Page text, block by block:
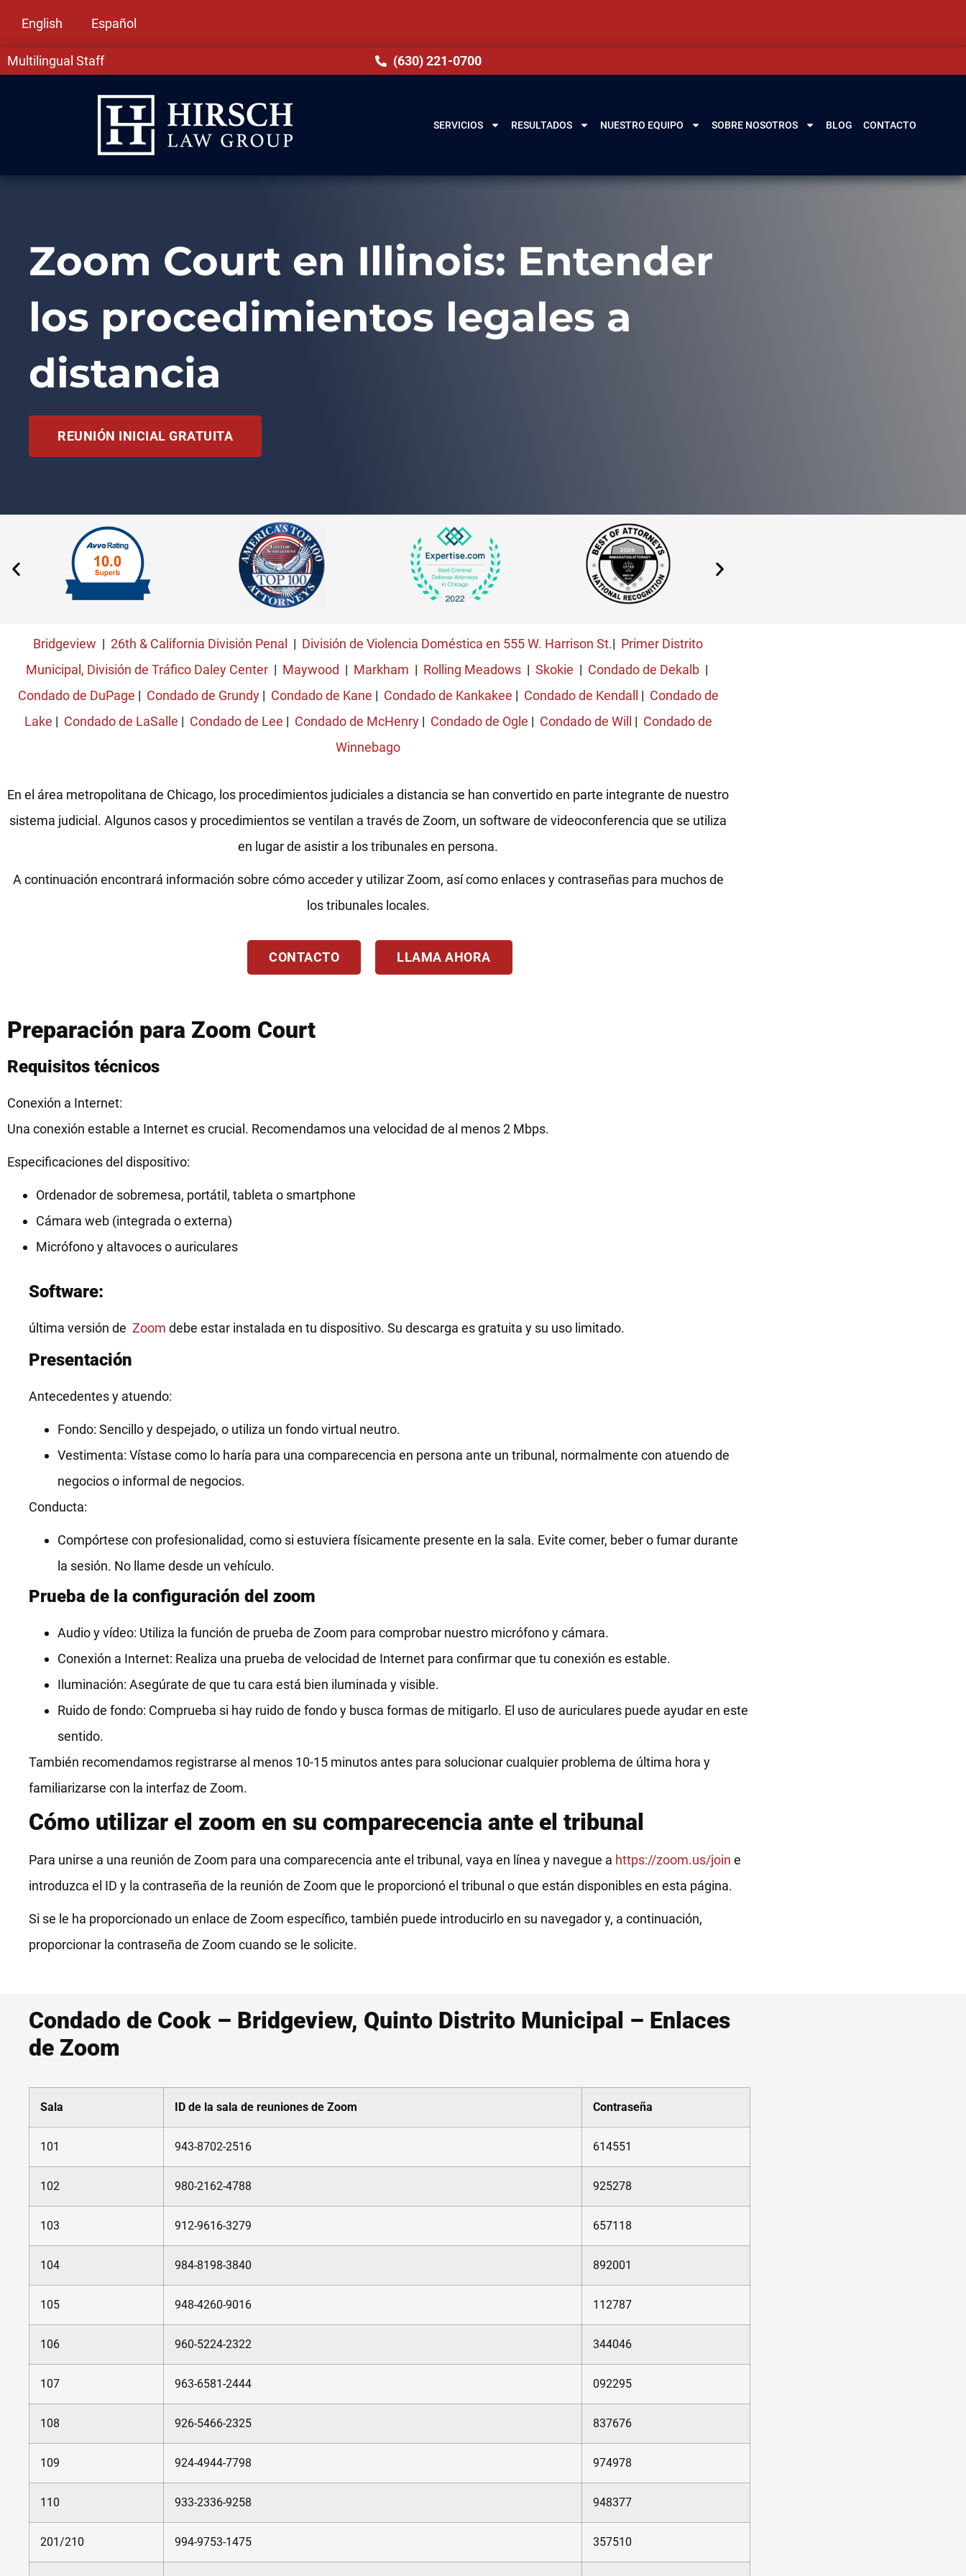
English Español
Multilingual Staff (630) 221-0700
SERVICIOS RESULTADOS NUESTRO EQUIPO SOBRE NOSOTROS BLOG CONTACTO
Zoom Court en Illinois: Entender
los procedimientos legales a
distancia
REUNIÓN INICIAL GRATUITA
Bridgeview | 26th & California División Penal | División de Violencia Doméstica en 555 W. Harrison St.| Primer Distrito
Municipal, División de Tráfico Daley Center| Maywood | Markham | Rolling Meadows| Skokie | Condado de Dekalb |
Condado de DuPage | Condado de Grundy| Condado de Kane | Condado de Kankakee | Condado de Kendall | Condado de
Lake | Condado de LaSalle | Condado de Lee | Condado de McHenry| Condado de Ogle | Condado de Will | Condado de
Winnebago
En el área metropolitana de Chicago, los procedimientos judiciales a distancia se han convertido en parte integrante de nuestro
sistema judicial. Algunos casos y procedimientos se ventilan a través de Zoom, un software de videoconferencia que se utiliza
en lugar de asistir a los tribunales en persona.
A continuación encontrará información sobre cómo acceder y utilizar Zoom, así como enlaces y contraseñas para muchos de
los tribunales locales.
CONTACTO LLAMA AHORA
Preparación para Zoom Court
Requisitos técnicos
Conexión a Internet:
Una conexión estable a Internet es crucial. Recomendamos una velocidad de al menos 2 Mbps.
Especificaciones del dispositivo:
Ordenador de sobremesa, portátil, tableta o smartphone
Cámara web (integrada o externa)
Micrófono y altavoces o auriculares
Software:
última versión de Zoom debe estar instalada en tu dispositivo. Su descarga es gratuita y su uso limitado.
Presentación
Antecedentes y atuendo:
Fondo: Sencillo y despejado, o utiliza un fondo virtual neutro.
Vestimenta: Vístase como lo haría para una comparecencia en persona ante un tribunal, normalmente con atuendo de
negocios o informal de negocios.
Conducta:
Compórtese con profesionalidad, como si estuviera físicamente presente en la sala. Evite comer, beber o fumar durante
la sesión. No llame desde un vehículo.
Prueba de la configuración del zoom
Audio y vídeo: Utiliza la función de prueba de Zoom para comprobar nuestro micrófono y cámara.
Conexión a Internet: Realiza una prueba de velocidad de Internet para confirmar que tu conexión es estable.
Iluminación: Asegúrate de que tu cara está bien iluminada y visible.
Ruido de fondo: Comprueba si hay ruido de fondo y busca formas de mitigarlo. El uso de auriculares puede ayudar en este
sentido.
También recomendamos registrarse al menos 10-15 minutos antes para solucionar cualquier problema de última hora y
familiarizarse con la interfaz de Zoom.
Cómo utilizar el zoom en su comparecencia ante el tribunal
Para unirse a una reunión de Zoom para una comparecencia ante el tribunal, vaya en línea y navegue a https://zoom.us/join e
introduzca el ID y la contraseña de la reunión de Zoom que le proporcionó el tribunal o que están disponibles en esta página.
Si se le ha proporcionado un enlace de Zoom específico, también puede introducirlo en su navegador y, a continuación,
proporcionar la contraseña de Zoom cuando se le solicite.
Condado de Cook – Bridgeview, Quinto Distrito Municipal – Enlaces
de Zoom
Sala ID de la sala de reuniones de Zoom Contraseña
101 943-8702-2516 614551
102 980-2162-4788 925278
103 912-9616-3279 657118
104 984-8198-3840 892001
105 948-4260-9016 112787
106 960-5224-2322 344046
107 963-6581-2444 092295
108 926-5466-2325 837676
109 924-4944-7798 974978
110 933-2336-9258 948377
201/210 994-9753-1475 357510